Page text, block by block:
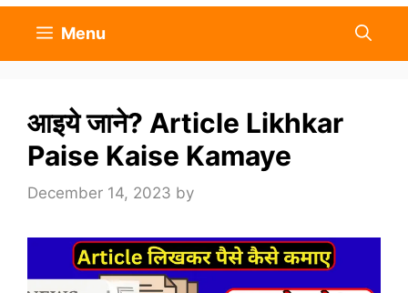
Menu
आइये जाने? Article Likhkar
Paise Kaise Kamaye
December 14, 2023 by